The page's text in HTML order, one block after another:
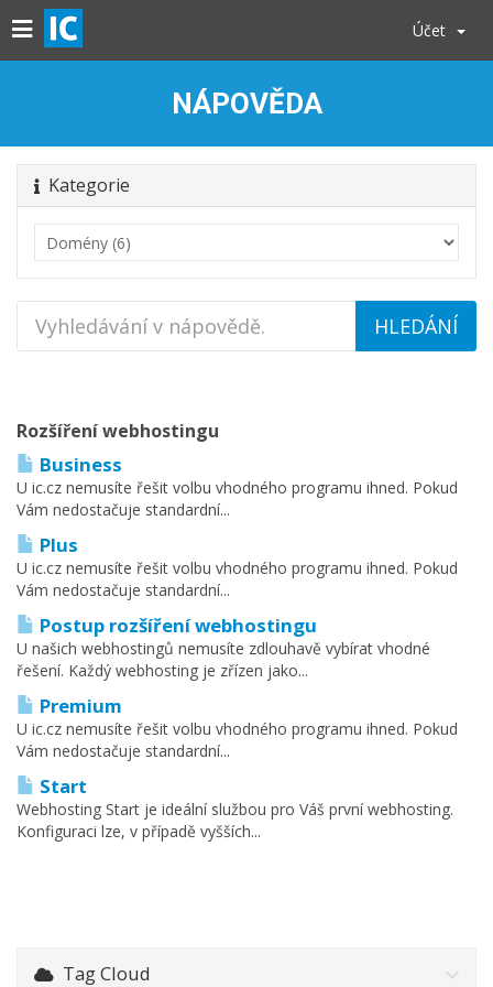
Účet
NÁPOVĚDA
Kategorie
Rozšíření webhostingu
Business
U ic.cz nemusíte řešit volbu vhodného programu ihned. Pokud
Vám nedostačuje standardní...
Plus
U ic.cz nemusíte řešit volbu vhodného programu ihned. Pokud
Vám nedostačuje standardní...
Postup rozšíření webhostingu
U našich webhostingů nemusíte zdlouhavě vybírat vhodné
řešení. Každý webhosting je zřízen jako...
Premium
U ic.cz nemusíte řešit volbu vhodného programu ihned. Pokud
Vám nedostačuje standardní...
Start
Webhosting Start je ideální službou pro Váš první webhosting.
Konfiguraci lze, v případě vyšších...
Tag Cloud